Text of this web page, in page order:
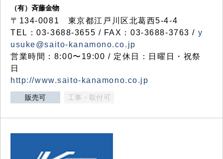
（有）斉藤金物
〒134-0081 東京都江戸川区北葛西5-4-4
TEL：03-3688-3655 / FAX：03-3688-3763 / y
usuke@saito-kanamono.co.jp
営業時間：8:00〜19:00 / 定休日：日曜日・祝祭
日
http://www.saito-kanamono.co.jp
販売可 工事・取付可